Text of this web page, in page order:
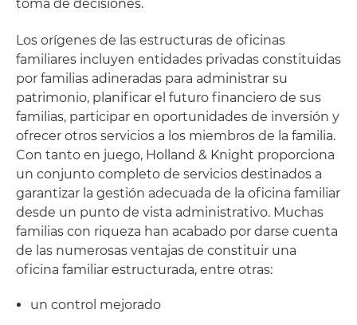
toma de decisiones.
Los orígenes de las estructuras de oficinas
familiares incluyen entidades privadas constituidas
por familias adineradas para administrar su
patrimonio, planificar el futuro financiero de sus
familias, participar en oportunidades de inversión y
ofrecer otros servicios a los miembros de la familia.
Con tanto en juego, Holland & Knight proporciona
un conjunto completo de servicios destinados a
garantizar la gestión adecuada de la oficina familiar
desde un punto de vista administrativo. Muchas
familias con riqueza han acabado por darse cuenta
de las numerosas ventajas de constituir una
oficina familiar estructurada, entre otras:
un control mejorado